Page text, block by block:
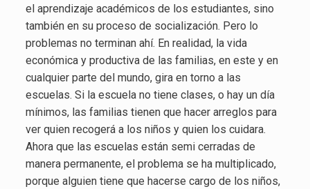
el aprendizaje académicos de los estudiantes, sino
también en su proceso de socialización. Pero lo
problemas no terminan ahí. En realidad, la vida
económica y productiva de las familias, en este y en
cualquier parte del mundo, gira en torno a las
escuelas. Si la escuela no tiene clases, o hay un día
mínimos, las familias tienen que hacer arreglos para
ver quien recogerá a los niños y quien los cuidara.
Ahora que las escuelas están semi cerradas de
manera permanente, el problema se ha multiplicado,
porque alguien tiene que hacerse cargo de los niños,